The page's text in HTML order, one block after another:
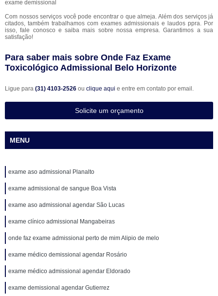
exame demissional
Com nossos serviços você pode encontrar o que almeja. Além dos serviços já
citados, também trabalhamos com exames admissionais e laudos ppra. Por
isso, fale conosco e saiba mais sobre nossa empresa. Garantimos a sua
satisfação!
Para saber mais sobre Onde Faz Exame
Toxicológico Admissional Belo Horizonte
Ligue para (31) 4103-2526 ou clique aqui e entre em contato por email.
Solicite um orçamento
MENU
exame aso admissional Planalto
exame admissional de sangue Boa Vista
exame aso admissional agendar São Lucas
exame clínico admissional Mangabeiras
onde faz exame admissional perto de mim Alipio de melo
exame médico demissional agendar Rosário
exame médico admissional agendar Eldorado
exame demissional agendar Gutierrez